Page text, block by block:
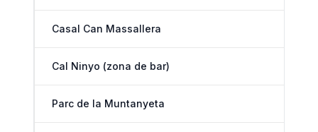
Casal Can Massallera
Cal Ninyo (zona de bar)
Parc de la Muntanyeta